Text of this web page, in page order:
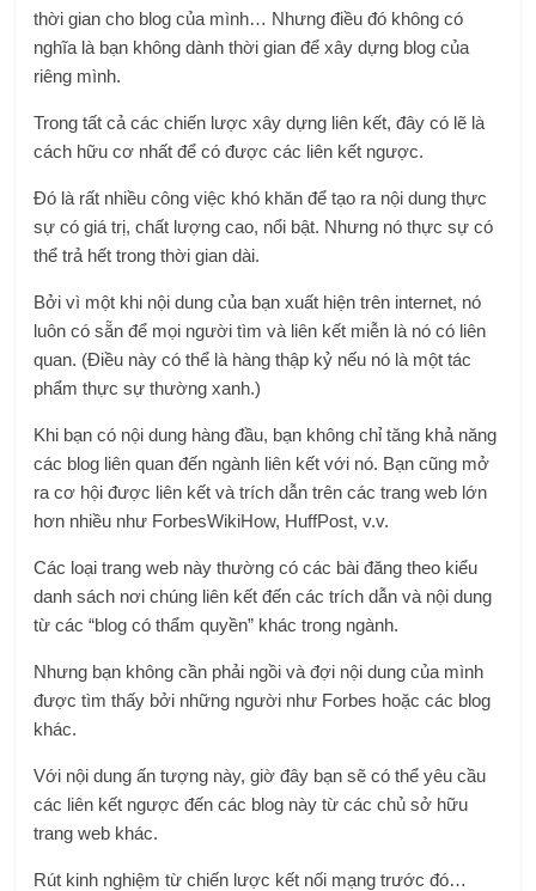
thời gian cho blog của mình… Nhưng điều đó không có
nghĩa là bạn không dành thời gian để xây dựng blog của
riêng mình.
Trong tất cả các chiến lược xây dựng liên kết, đây có lẽ là
cách hữu cơ nhất để có được các liên kết ngược.
Đó là rất nhiều công việc khó khăn để tạo ra nội dung thực
sự có giá trị, chất lượng cao, nổi bật. Nhưng nó thực sự có
thể trả hết trong thời gian dài.
Bởi vì một khi nội dung của bạn xuất hiện trên internet, nó
luôn có sẵn để mọi người tìm và liên kết miễn là nó có liên
quan. (Điều này có thể là hàng thập kỷ nếu nó là một tác
phẩm thực sự thường xanh.)
Khi bạn có nội dung hàng đầu, bạn không chỉ tăng khả năng
các blog liên quan đến ngành liên kết với nó. Bạn cũng mở
ra cơ hội được liên kết và trích dẫn trên các trang web lớn
hơn nhiều như ForbesWikiHow, HuffPost, v.v.
Các loại trang web này thường có các bài đăng theo kiểu
danh sách nơi chúng liên kết đến các trích dẫn và nội dung
từ các “blog có thẩm quyền” khác trong ngành.
Nhưng bạn không cần phải ngồi và đợi nội dung của mình
được tìm thấy bởi những người như Forbes hoặc các blog
khác.
Với nội dung ấn tượng này, giờ đây bạn sẽ có thể yêu cầu
các liên kết ngược đến các blog này từ các chủ sở hữu
trang web khác.
Rút kinh nghiệm từ chiến lược kết nối mạng trước đó…